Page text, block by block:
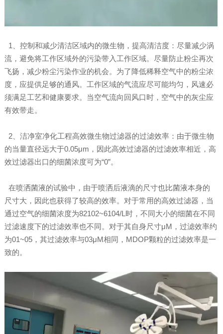
1、控制和减少清洁区域内的微生物，提高清洁度：尽量减少涡
流，避免将工作区域外的污染带入工作区域。尽量防止粉尘再次
飞扬，减少粉尘污染作业的机会。为了降低稀释空气中的粉尘浓
度，应提供足够的通风。工作区域的气流应尽可能均匀，风速必
须满足工艺和健康要求。当空气流向回风口时，空气中的灰尘应
有效带走。
2、洁净室净化工程高效微生物过滤器的过滤效率：由于微生物
的当量直径远大于0.05μm，因此高效过滤器的过滤效率相近，高
效过滤器出口的细菌浓度可为“0”。
在喷洒菌液的试验中，由于喷洒后液滴的尺寸也比菌液本身的
尺寸大，因此也获得了较高的效率。对于常用的高效过滤器，当
通过空气的细菌浓度为82102~6104/L时，不同大小的细菌在不同
过滤速度下的过滤效率也不同。对于其自身尺寸μM，过滤效率约
为01~05，其过滤效率与03μM相同，MDOP颗粒的过滤效率是一
致的。